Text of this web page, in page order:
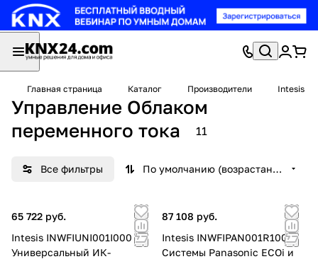
Главная страница Каталог Производители Intesis
Управление Облаком
переменного тока
11
Все фильтры По умолчанию (возрастание)
65 722 руб.
Intesis INWFIUNI001I000
Универсальный ИК-
87 108 руб.
Intesis INWFIPAN001R100
Системы Panasonic ECOi и